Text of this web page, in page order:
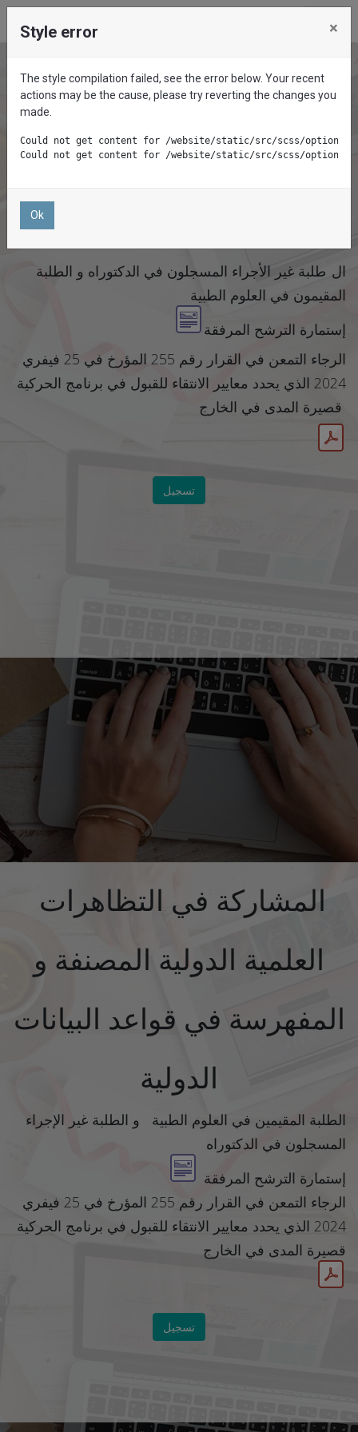
تداريب تحسين المستوى
ال طلبة غير الأجراء المسجلون في الدكتوراه و الطلبة
المقيمون في العلوم الطبية
إستمارة الترشح المرفقة
2024 الذي يحدد معايير الانتقاء للقبول في برنامج الحركية
تسجيل
العلمية الدولية المصنفة و
المفهرسة في قواعد البيانات
الدولية
الطلبة المقيمين في العلوم الطبية و الطلبة غير الإجراء
المسجلون في الدكتوراه
إستمارة الترشح المرفقة
الرجاء التمعن في القرار رقم 255 المؤرخ في 25 فيفري
2024 الذي يحدد معايير الانتقاء للقبول في برنامج الحركية
قصيرة المدى في الخارج
تسجيل
Style error ×
The style compilation failed, see the error below. Your recent
actions may be the cause, please try reverting the changes you
made.
Could not get content for /website/static/src/scss/options/
Could not get content for /website/static/src/scss/options/
Ok